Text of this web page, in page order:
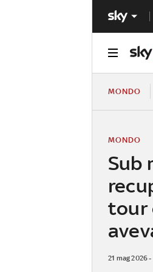
MONDO
Sub
tour
MONDO
21 mag 2026